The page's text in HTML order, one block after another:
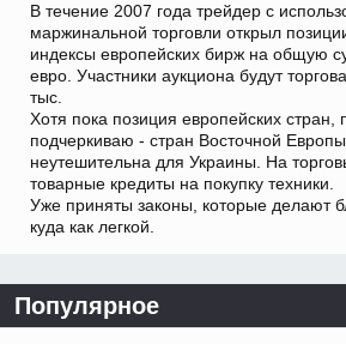
В течение 2007 года трейдер с
маржинальной торговли открыл
индексы европейских бирж на общую
евро. Участники аукциона будут
тыс.
Хотя пока позиция европейских стран,
подчеркиваю - стран Восточной
неутешительна для Украины. На
товарные кредиты на покупку техники.
Уже приняты законы, которые делают
куда как легкой.
Популярное